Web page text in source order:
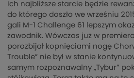
Ich najbliższe starcie będzie
do którego doszło we wrześniu
gali M-1 Challenge 61 lepszym
zawodnik. Wówczas już w
porozbijał kopnięciami nogę
Trouble” nie był w stanie
samym rozpoznawalny „Tybur”